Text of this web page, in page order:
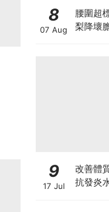
8
07 Aug
腰圍超
梨降壞
9
17 Jul
改善體
抗發炎